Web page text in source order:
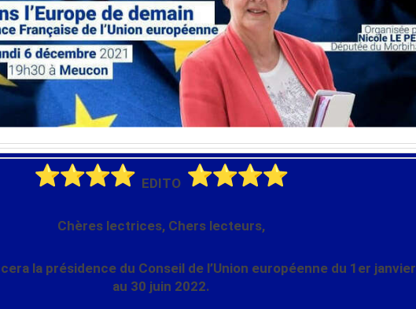
️ EDITO
Chères lectrices, Chers lecteurs,
la présidence du Conseil de l’Union européenne du 1er janvier
au 30 juin 2022.